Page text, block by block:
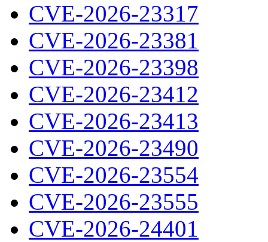
CVE-2026-23317
CVE-2026-23381
CVE-2026-23398
CVE-2026-23412
CVE-2026-23413
CVE-2026-23490
CVE-2026-23554
CVE-2026-23555
CVE-2026-24401